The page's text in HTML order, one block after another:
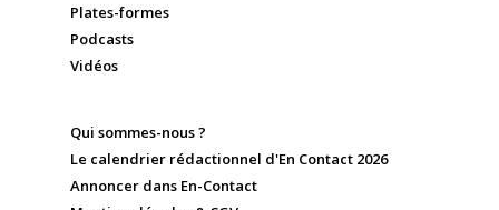
Plates-formes
Podcasts
Vidéos
Qui sommes-nous ?
Le calendrier rédactionnel d'En Contact 2026
Annoncer dans En-Contact